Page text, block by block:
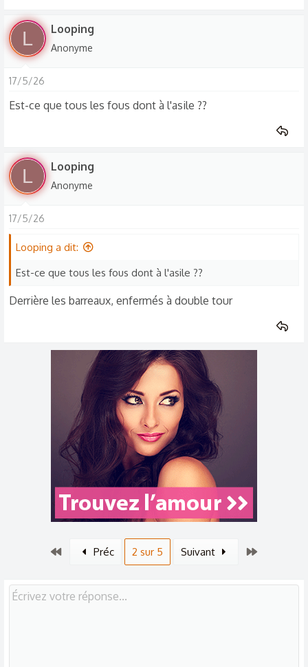
L Looping
Anonyme
17/5/26
Est-ce que tous les fous dont à l'asile ??
L Looping
Anonyme
17/5/26
Looping a dit:
Est-ce que tous les fous dont à l'asile ??
Derrière les barreaux, enfermés à double tour
PremierPréc 2 sur 5 Suivant